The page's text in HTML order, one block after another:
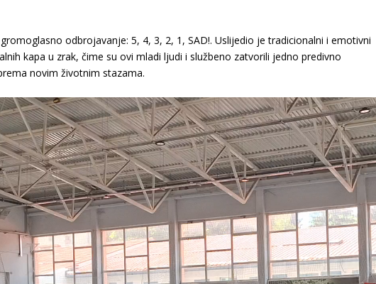
odbrojavanje:5, 4, 3, 2, 1, SAD!. Uslijedio je tradicionalni i emotivni
kapa u zrak, čime su ovi mladi ljudi i službeno zatvorili jedno predivno
novim životnim stazama.